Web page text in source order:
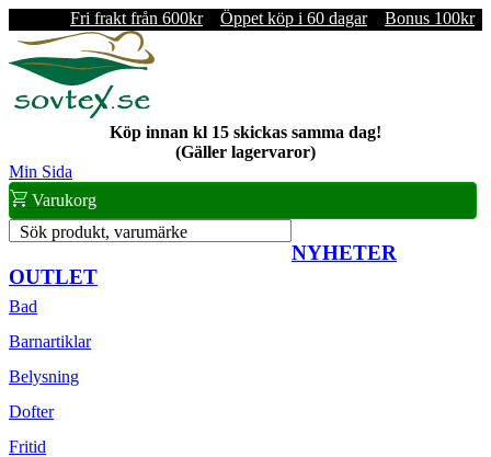
Fri frakt från 600kr Öppet köp i 60 dagar Bonus 100kr
Köp innan kl 15 skickas samma dag!
(Gäller lagervaror)
Min Sida
Varukorg
Sök produkt, varumärke
NYHETER
OUTLET
Bad
Barnartiklar
Belysning
Dofter
Fritid